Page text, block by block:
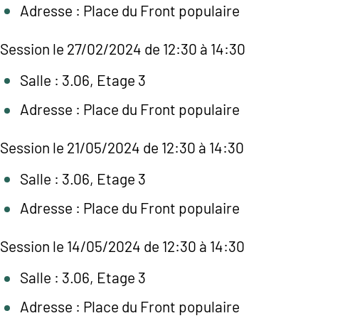
Adresse : Place du Front populaire
Session le 27/02/2024 de 12:30 à 14:30
Salle : 3.06, Etage 3
Adresse : Place du Front populaire
Session le 21/05/2024 de 12:30 à 14:30
Salle : 3.06, Etage 3
Adresse : Place du Front populaire
Session le 14/05/2024 de 12:30 à 14:30
Salle : 3.06, Etage 3
Adresse : Place du Front populaire